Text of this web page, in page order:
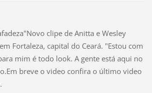
clipe de Anitta e Wesley
Fortaleza, capital do Ceará. "Estou com
mim é todo look. A gente está aqui no
breve o video confira o último video